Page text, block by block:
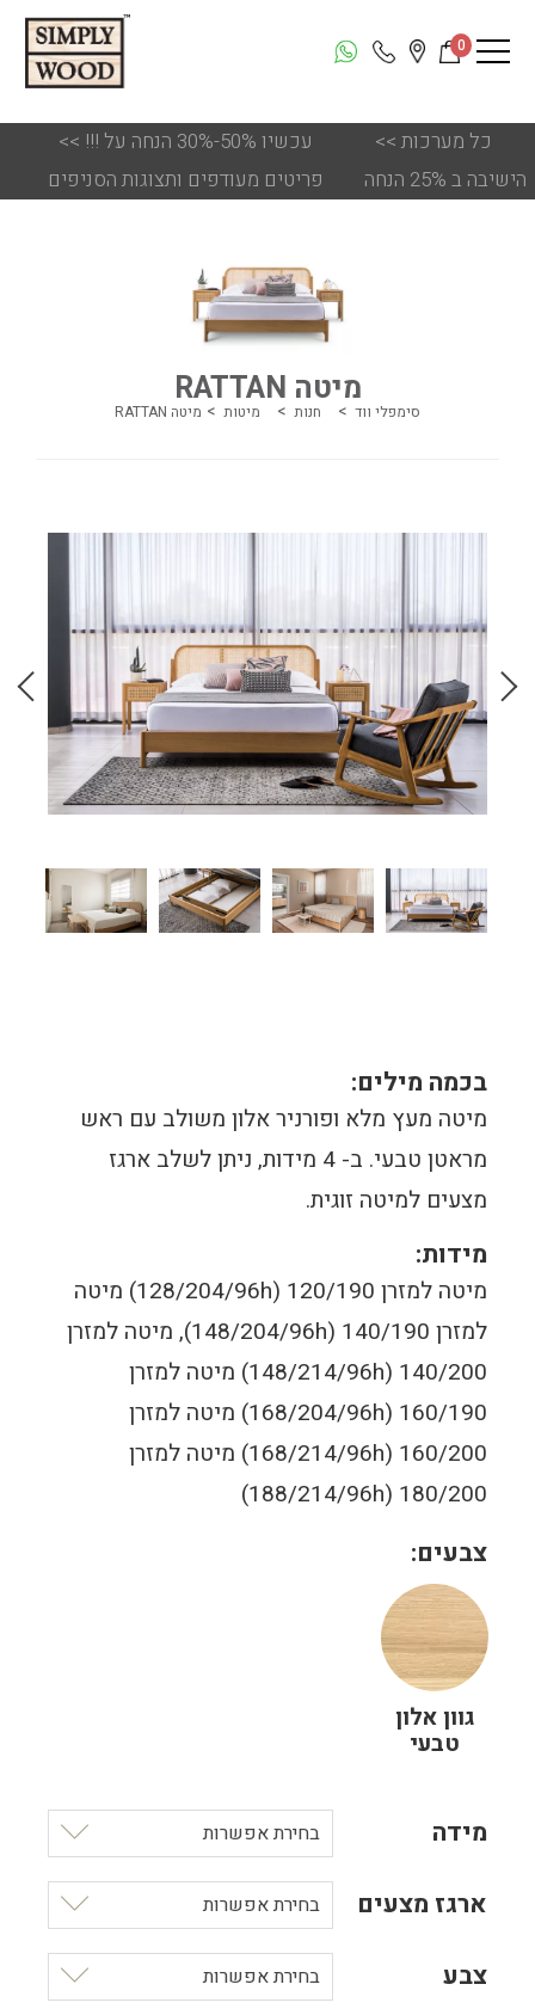
0
<< !!! עכשיו 50%-30% הנחה על
פריטים מעודפים ותצוגות הסניפים
<< כל מערכות
הישיבה ב 25% הנחה
מיטה RATTAN
סימפלי ווד חנות מיטות מיטה RATTAN
בכמה מילים:
מיטה מעץ מלא ופורניר אלון משולב עם ראש
מראטן טבעי. ב- 4 מידות, ניתן לשלב ארגז
מצעים למיטה זוגית.
מידות:
מיטה למזרן 120/190 (128/204/96h) מיטה
למזרן 140/190 (148/204/96h), מיטה למזרן
140/200 (148/214/96h) מיטה למזרן
160/190 (168/204/96h) מיטה למזרן
160/200 (168/214/96h) מיטה למזרן
180/200 (188/214/96h)
צבעים:
גוון אלון
טבעי
מידה בחירת אפשרות
ארגז מצעים בחירת אפשרות
צבע בחירת אפשרות